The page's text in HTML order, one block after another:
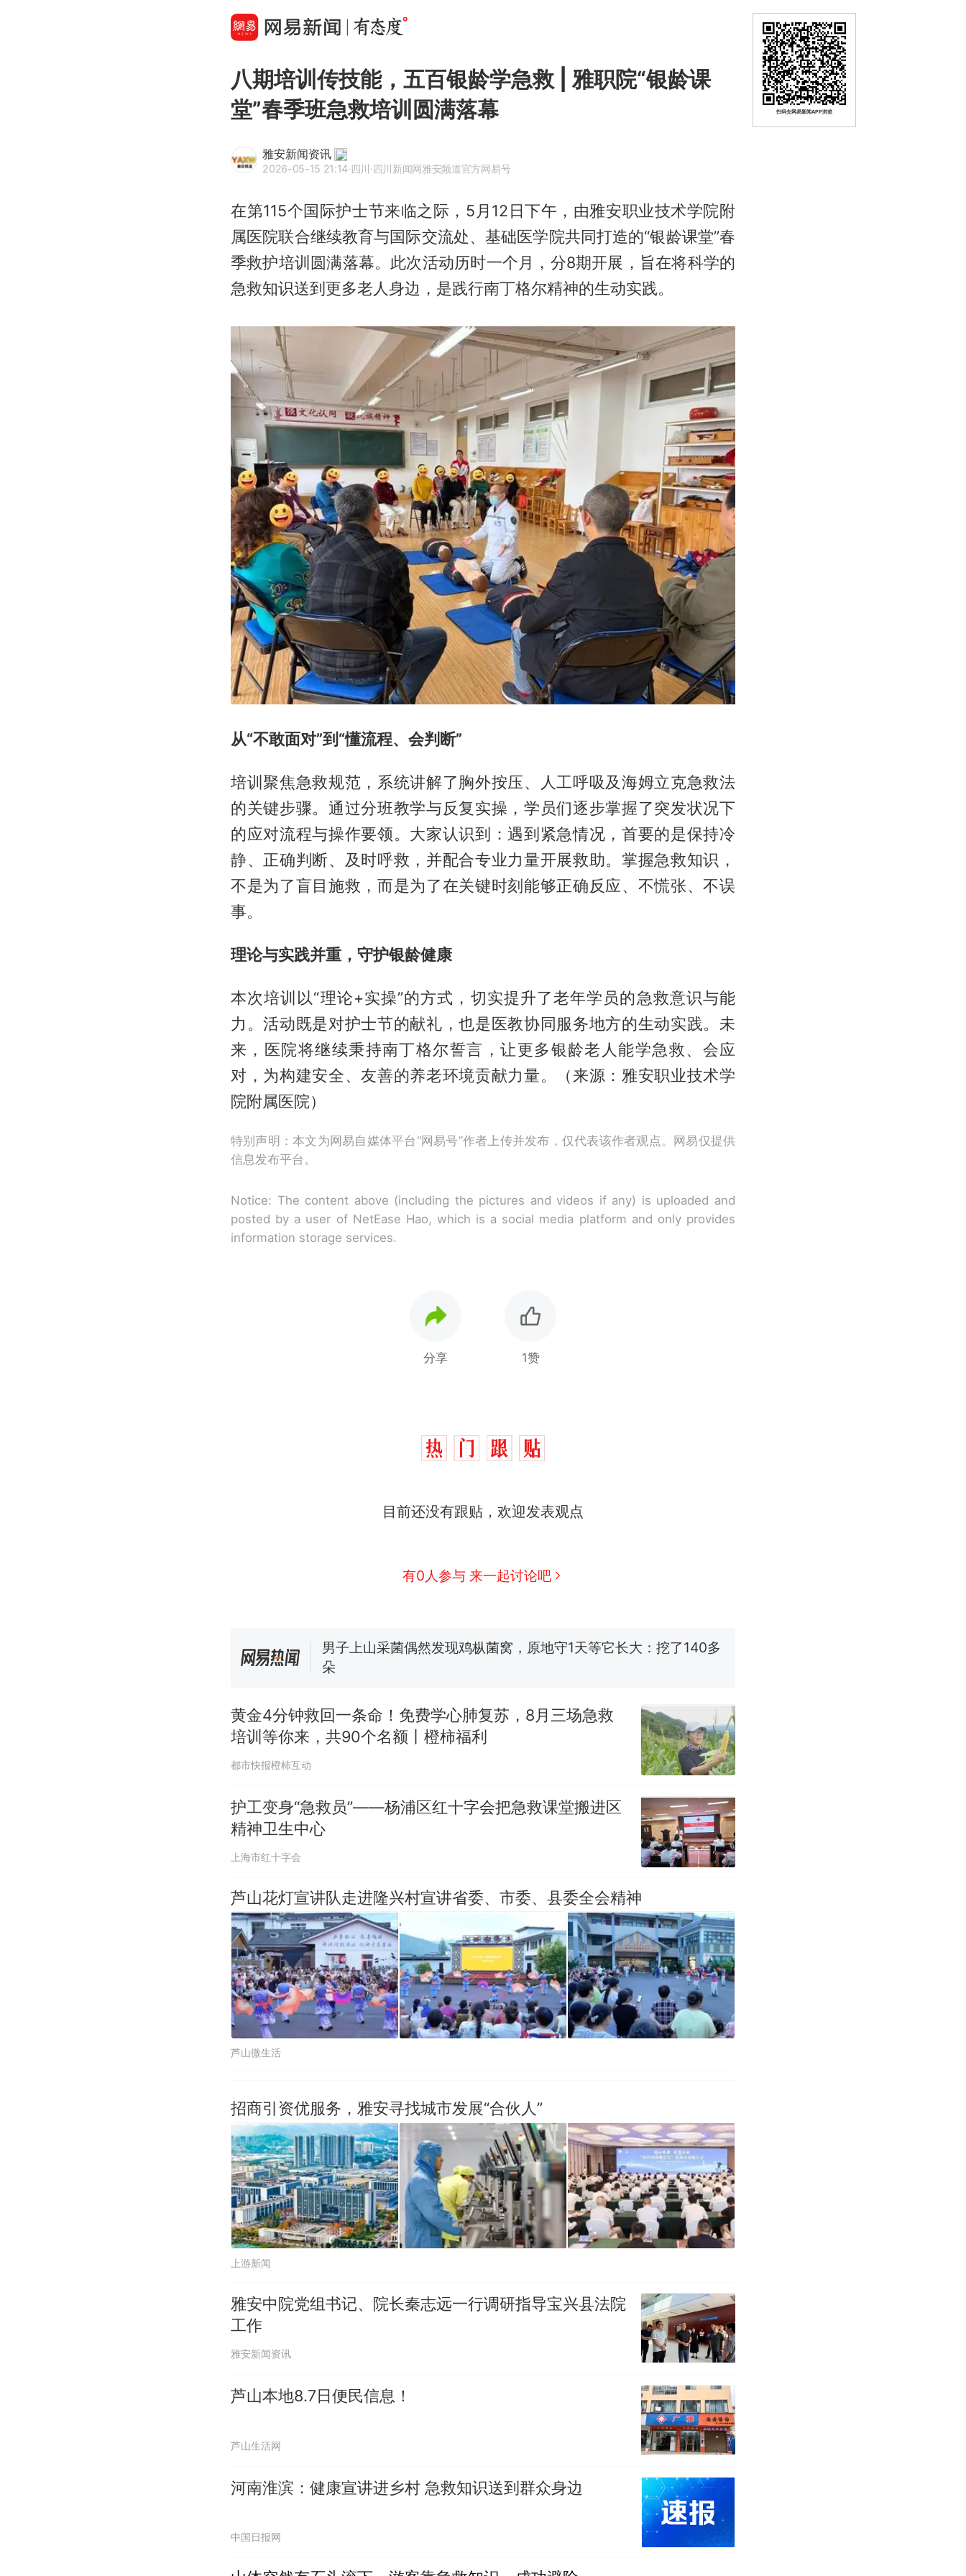
八期培训传技能，五百银龄学急救 | 雅职院“银龄课
堂”春季班急救培训圆满落幕
雅安新闻资讯
2026-05-15 21:14·四川·四川新闻网雅安频道官方网易号
在第115个国际护士节来临之际，5月12日下午，由雅安职业技术学院附
属医院联合继续教育与国际交流处、基础医学院共同打造的“银龄课堂”春
季救护培训圆满落幕。此次活动历时一个月，分8期开展，旨在将科学的
急救知识送到更多老人身边，是践行南丁格尔精神的生动实践。
从“不敢面对”到“懂流程、会判断”
培训聚焦急救规范，系统讲解了胸外按压、人工呼吸及海姆立克急救法
的关键步骤。通过分班教学与反复实操，学员们逐步掌握了突发状况下
的应对流程与操作要领。大家认识到：遇到紧急情况，首要的是保持冷
静、正确判断、及时呼救，并配合专业力量开展救助。掌握急救知识，
不是为了盲目施救，而是为了在关键时刻能够正确反应、不慌张、不误
事。
理论与实践并重，守护银龄健康
本次培训以“理论+实操”的方式，切实提升了老年学员的急救意识与能
力。活动既是对护士节的献礼，也是医教协同服务地方的生动实践。未
来，医院将继续秉持南丁格尔誓言，让更多银龄老人能学急救、会应
对，为构建安全、友善的养老环境贡献力量。（来源：雅安职业技术学
院附属医院）
特别声明：本文为网易自媒体平台“网易号”作者上传并发布，仅代表该作者观点。网易仅提供
信息发布平台。
Notice: The content above (including the pictures and videos if any) is uploaded and
posted by a user of NetEase Hao, which is a social media platform and only provides
information storage services.
分享 1赞
目前还没有跟贴，欢迎发表观点
有0人参与 来一起讨论吧
制裁瓜子饺子，美国怕什么？
男子上山采菌偶然发现鸡枞菌窝，原地守1天等它长大：挖了140多
朵
笔试第一被第二名传话劝弃考 官方通报
那个在床头放菜刀的女孩，因老师一句“跟我回家”改写了人生
黄金4分钟救回一条命！免费学心肺复苏，8月三场急救
培训等你来，共90个名额丨橙柿福利
都市快报橙柿互动
护工变身“急救员”——杨浦区红十字会把急救课堂搬进区
精神卫生中心
上海市红十字会
芦山花灯宣讲队走进隆兴村宣讲省委、市委、县委全会精神
芦山微生活
招商引资优服务，雅安寻找城市发展“合伙人”
上游新闻
雅安中院党组书记、院长秦志远一行调研指导宝兴县法院
工作
雅安新闻资讯
芦山本地8.7日便民信息！
芦山生活网
河南淮滨：健康宣讲进乡村 急救知识送到群众身边
中国日报网
扫码去网易新闻APP浏览